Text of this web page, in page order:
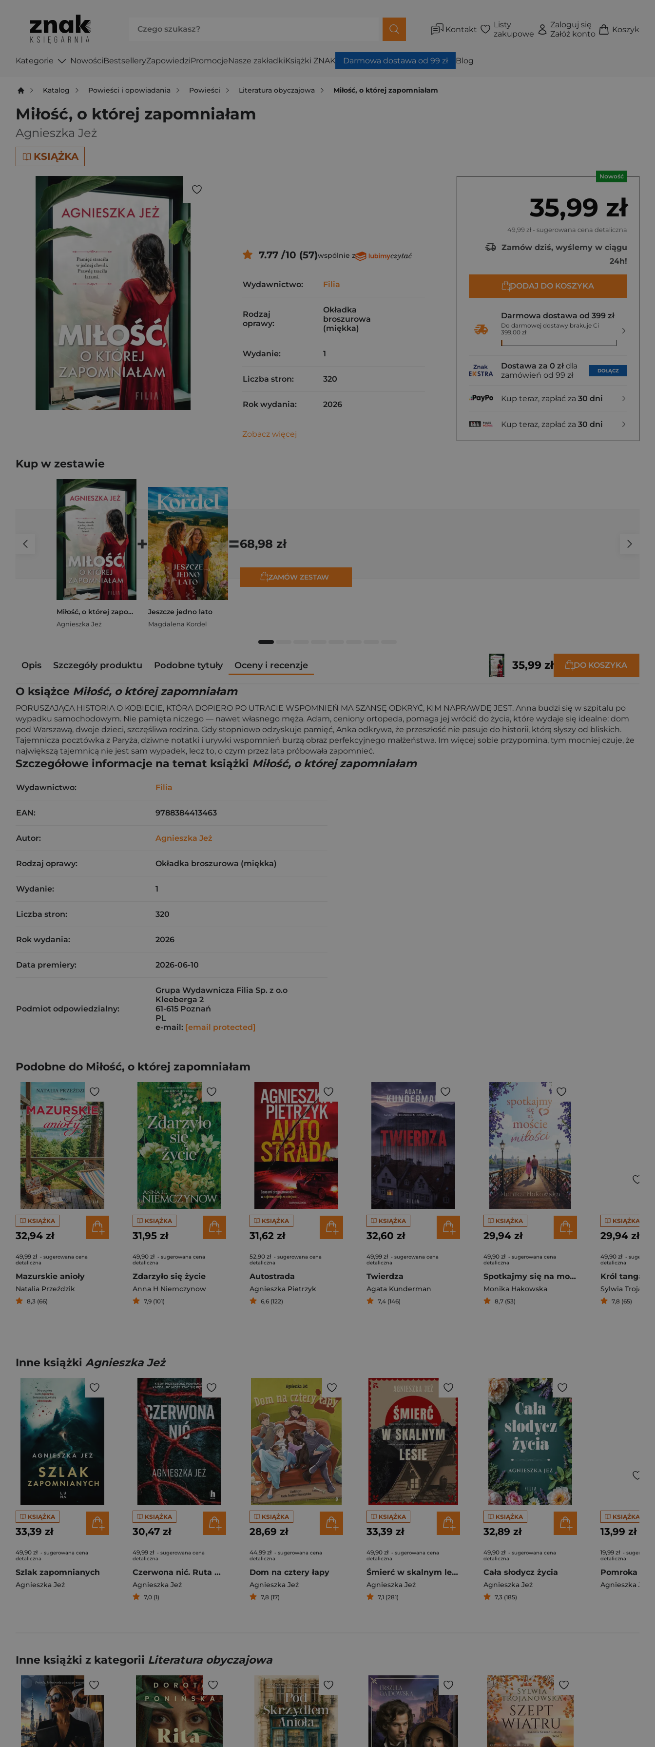
Kontakt
Listy
zakupowe
Zaloguj się
Załóż konto
Koszyk
Kategorie NowościBestselleryZapowiedziPromocjeNasze zakładkiKsiążki ZNAK Darmowa dostawa od 99 zł Blog
Katalog Powieści i opowiadania Powieści Literatura obyczajowa Miłość, o której zapomniałam
Miłość, o której zapomniałam
Agnieszka Jeż
KSIĄŻKA
Nowość
35,99 zł
49,99 zł - sugerowana cena detaliczna
Zamów dziś, wyślemy w ciągu
24h!
DODAJ DO KOSZYKA
Darmowa dostawa od 399 zł
Do darmowej dostawy brakuje Ci
399,00 zł
Dostawa za 0 zł dla
zamówień od 99 zł
DOŁĄCZ
Kup teraz, zapłać za 30 dni
Kup teraz, zapłać za 30 dni
7.77 /10 (57)wspólnie z
Wydawnictwo: Filia
Rodzaj
oprawy:
Okładka
broszurowa
(miękka)
Wydanie: 1
Liczba stron: 320
Rok wydania: 2026
Zobacz więcej
Kup w zestawie
Miłość, o której zapomniałam
Agnieszka Jeż
+
Jeszcze jedno lato
Magdalena Kordel
=68,98 zł
ZAMÓW ZESTAW
Opis Szczegóły produktu Podobne tytuły Oceny i recenzje 35,99 zł DO KOSZYKA
O książce Miłość, o której zapomniałam
PORUSZAJĄCA HISTORIA O KOBIECIE, KTÓRA DOPIERO PO UTRACIE WSPOMNIEŃ MA SZANSĘ ODKRYĆ, KIM NAPRAWDĘ JEST. Anna budzi się w szpitalu po
wypadku samochodowym. Nie pamięta niczego — nawet własnego męża. Adam, ceniony ortopeda, pomaga jej wrócić do życia, które wydaje się idealne: dom
pod Warszawą, dwoje dzieci, szczęśliwa rodzina. Gdy stopniowo odzyskuje pamięć, Anka odkrywa, że przeszłość nie pasuje do historii, którą słyszy od bliskich.
Tajemnicza pocztówka z Paryża, dziwne notatki i urywki wspomnień burzą obraz perfekcyjnego małżeństwa. Im więcej sobie przypomina, tym mocniej czuje, że
największą tajemnicą nie jest sam wypadek, lecz to, o czym przez lata próbowała zapomnieć.
Szczegółowe informacje na temat książki Miłość, o której zapomniałam
Wydawnictwo: Filia
EAN: 9788384413463
Autor: Agnieszka Jeż
Rodzaj oprawy: Okładka broszurowa (miękka)
Wydanie: 1
Liczba stron: 320
Rok wydania: 2026
Data premiery: 2026-06-10
Podmiot odpowiedzialny:
Grupa Wydawnicza Filia Sp. z o.o
Kleeberga 2
61-615 Poznań
PL
e-mail: [email protected]
Podobne do Miłość, o której zapomniałam
KSIĄŻKA
32,94 zł
49,99 zł - sugerowana cena
detaliczna
Mazurskie anioły
Natalia Przeździk
8,3 (66)
KSIĄŻKA
31,95 zł
49,90 zł - sugerowana cena
detaliczna
Zdarzyło się życie
Anna H Niemczynow
7,9 (101)
KSIĄŻKA
31,62 zł
52,90 zł - sugerowana cena
detaliczna
Autostrada
Agnieszka Pietrzyk
6,6 (122)
KSIĄŻKA
32,60 zł
49,99 zł - sugerowana cena
detaliczna
Twierdza
Agata Kunderman
7,4 (146)
KSIĄŻKA
29,94 zł
49,90 zł - sugerowana cena
detaliczna
Spotkajmy się na moście miłości
Monika Hakowska
8,7 (53)
KSIĄŻKA
29,94 zł
49,90 zł -
detaliczna
Król tanga
Sylwia
7,8 (65)
Inne książki Agnieszka Jeż
KSIĄŻKA
33,39 zł
49,90 zł - sugerowana cena
detaliczna
Szlak zapomnianych
Agnieszka Jeż
KSIĄŻKA
30,47 zł
49,99 zł - sugerowana cena
detaliczna
Czerwona nić. Ruta Rosieńska. Tom 1
Agnieszka Jeż
7,0 (1)
KSIĄŻKA
28,69 zł
44,99 zł - sugerowana cena
detaliczna
Dom na cztery łapy
Agnieszka Jeż
7,8 (17)
KSIĄŻKA
33,39 zł
49,90 zł - sugerowana cena
detaliczna
Śmierć w skalnym lesie
Agnieszka Jeż
7,1 (281)
KSIĄŻKA
32,89 zł
49,90 zł - sugerowana cena
detaliczna
Cała słodycz życia
Agnieszka Jeż
7,3 (185)
KSIĄŻKA
13,99 zł
19,99 zł -
detaliczna
Agnieszka Jeż
Inne książki z kategorii Literatura obyczajowa